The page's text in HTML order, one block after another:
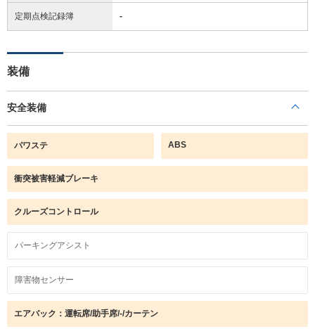
定期点検記録簿 -
装備
安全装備
パワステ ABS
衝突被害軽減ブレーキ
クルーズコントロール
パーキングアシスト
障害物センサー
エアバック：運転席/助手席/-/カーテン